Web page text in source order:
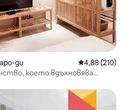
gu Средна
4,88 (210)
което вдъхновява